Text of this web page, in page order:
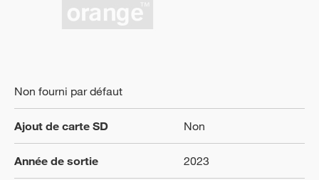
Non fourni par défaut
Ajout de carte SD Non
Année de sortie 2023